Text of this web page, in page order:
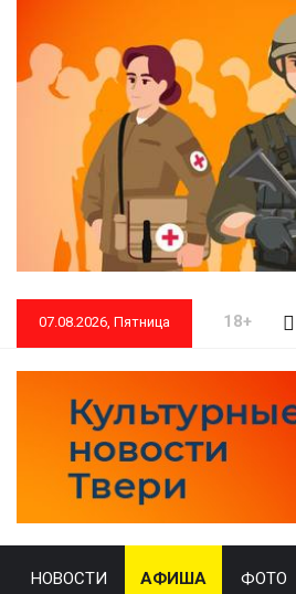
07.08.2026, Пятница 18+
НОВОСТИ АФИША ФОТО